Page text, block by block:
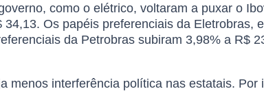
como o elétrico, voltaram a puxar o
Os papéis preferenciais da Eletrobras,
da Petrobras subiram 3,98% a R$
interferência política nas estatais. Por